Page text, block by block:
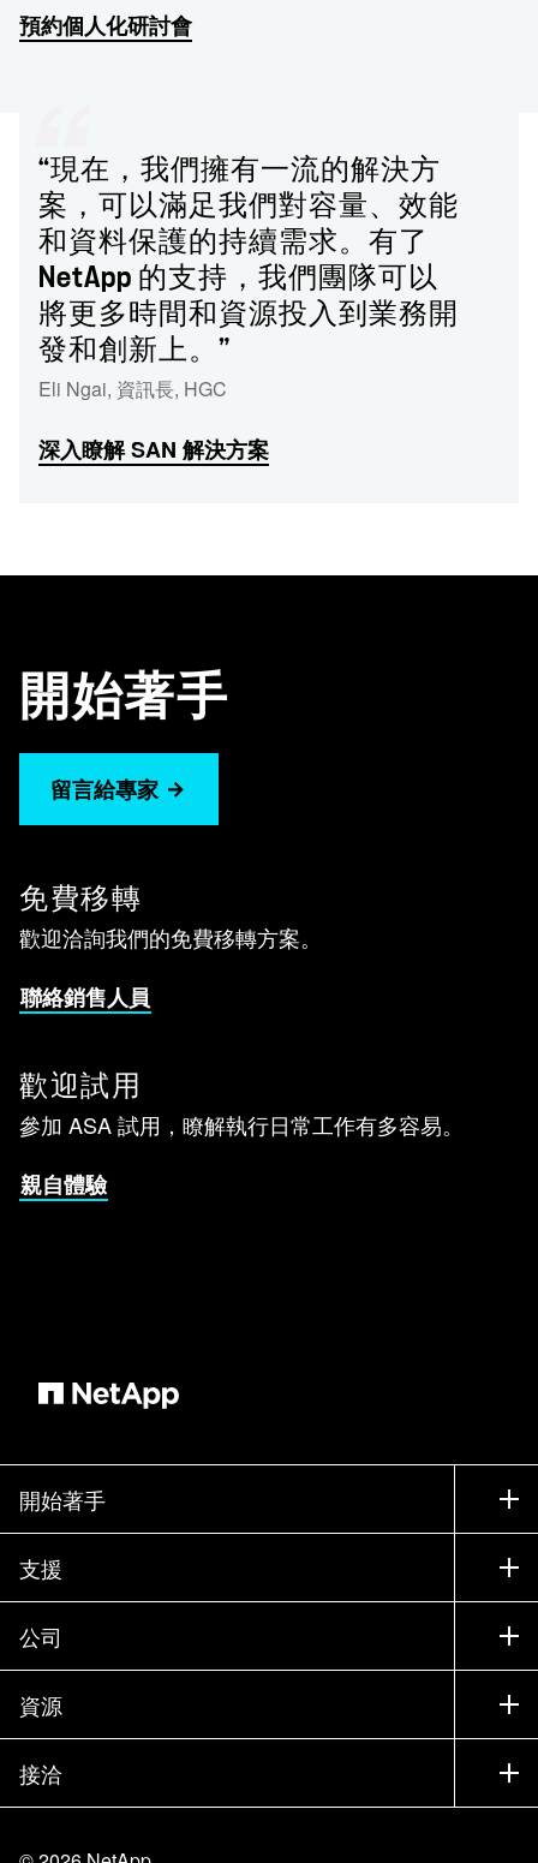
預約個人化研討會
“現在，我們擁有一流的解決方
案，可以滿足我們對容量、效能
和資料保護的持續需求。有了
NetApp 的支持，我們團隊可以
將更多時間和資源投入到業務開
發和創新上。”
Eli Ngai, 資訊長, HGC
深入瞭解 SAN 解決方案
開始著手
留言給專家
免費移轉
歡迎洽詢我們的免費移轉方案。
聯絡銷售人員
歡迎試用
參加 ASA 試用，瞭解執行日常工作有多容易。
親自體驗
開始著手
如何購買
聯絡銷售人員
尋找合作夥伴
試用產品
執行簡報
產品（依英文字母順序排列）
支援
支援
訓練
說明文件
知識庫
社群
公司
公司
合作夥伴
工作機會
資源
新聞
活動
部落格
接洽